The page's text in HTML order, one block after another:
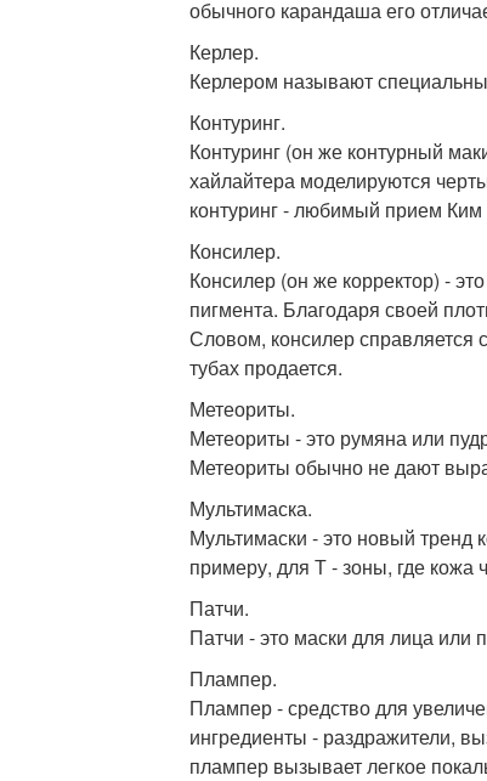
обычного карандаша его
Керлер.
Керлером называют
Контуринг.
Контуринг (он же контурный
хайлайтера моделируются
контуринг - любимый прием Ким
Консилер.
Консилер (он же корректор) -
пигмента. Благодаря своей
Словом, консилер
тубах продается.
Метеориты.
Метеориты - это румяна или
Метеориты обычно не дают
Мультимаска.
Мультимаски - это новый тренд
примеру, для Т - зоны, где
Патчи.
Патчи - это маски для лица или
Плампер.
Плампер - средство для
ингредиенты - раздражители,
плампер вызывает легкое